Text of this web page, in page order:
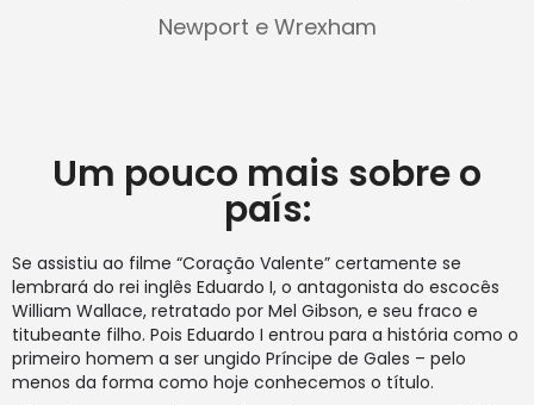
Newport e Wrexham
Um pouco mais sobre o
país:
Se assistiu ao filme “Coração Valente” certamente se
lembrará do rei inglês Eduardo I, o antagonista do escocês
William Wallace, retratado por Mel Gibson, e seu fraco e
titubeante filho. Pois Eduardo I entrou para a história como o
primeiro homem a ser ungido Príncipe de Gales – pelo
menos da forma como hoje conhecemos o título.